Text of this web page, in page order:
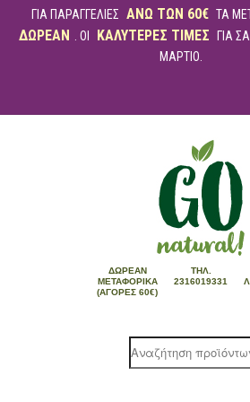
ΓΙΑ ΠΑΡΑΓΓΕΛΙΕΣ ΑΝΩ ΤΩΝ 60€ ΤΑ
ΔΩΡΕΑΝ . ΟΙ ΚΑΛΥΤΕΡΕΣ ΤΙΜΕΣ
ΓΙΑ
ΜΑΡΤΙΟ.
ΔΩΡΕΆΝ
ΜΕΤΑΦΟΡΙΚΆ
(ΑΓΟΡΈΣ 60€)
ΤΗΛ.
2316019331
Products